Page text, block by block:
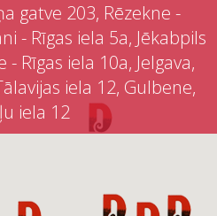
gatve 203, Rēzekne -
- Rīgas iela 5a, Jēkabpils
- Rīgas iela 10a, Jelgava,
iela 12, Gulbene,
iela 12